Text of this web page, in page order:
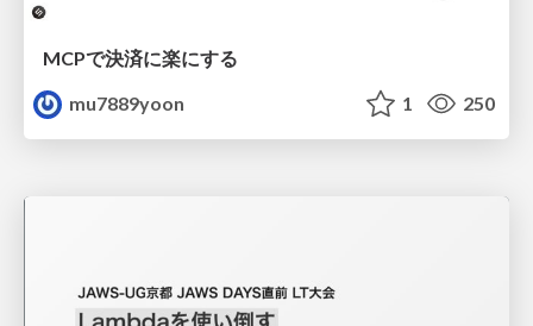
MCPで決済に楽にする
mu7889yoon
1 250